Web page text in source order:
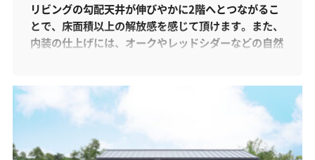
リビングの勾配天井が伸びやかに2階へとつながるこ
とで、床面積以上の解放感を感じて頂けます。また、
内装の仕上げには、オークやレッドシダーなどの自然
ける、たいへん上質な住まいになっております。
2×6の重厚な壁でつくられた住まいは、家中すみず
みまで快適な全館空調冷暖房の効果をより一層高めま
す。